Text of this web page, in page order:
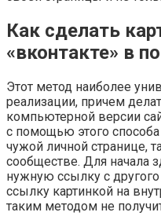
Как сделать
«вконтакте» в
Этот метод наиболее
реализации, причем
компьютерной версии
с помощью этого
чужой личной странице,
сообществе. Для начала
нужную ссылку с другого
ссылку картинкой на
таким методом не